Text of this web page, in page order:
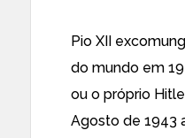
Pio XII
do mundo em
ou o próprio
Agosto de 1943